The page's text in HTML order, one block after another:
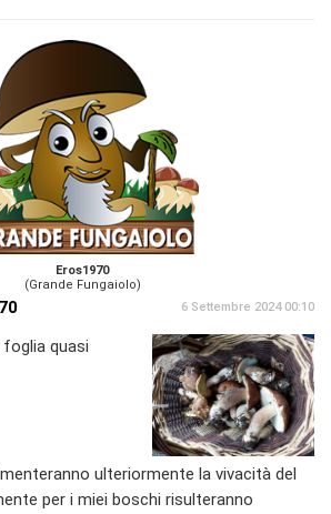
Eros1970
(Grande Fungaiolo)
6 Settembre 2024 00:10
quasi
ulteriormente la vivacità del
per i miei boschi risulteranno